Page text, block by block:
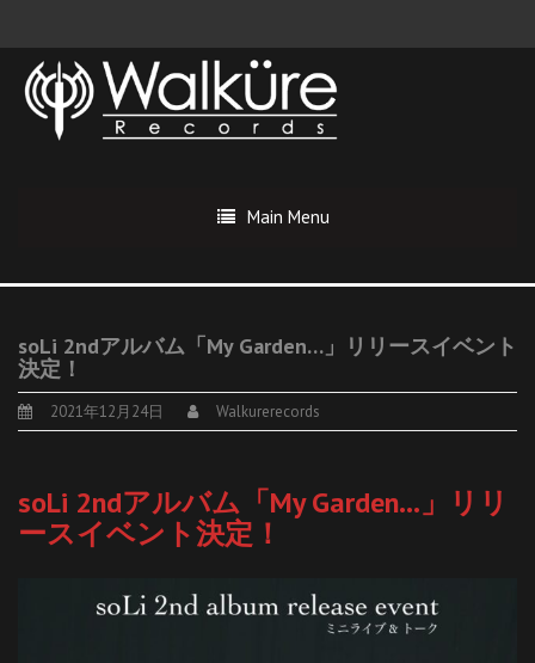
Main Menu
soLi 2ndアルバム「My Garden…」リリースイベント
決定！
2021年12月24日 Walkurerecords
soLi 2ndアルバム「My Garden…」リリ
ースイベント決定！